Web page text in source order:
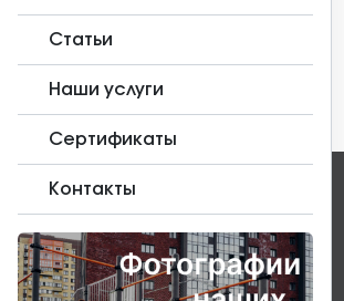
Статьи
Наши услуги
Сертификаты
Контакты